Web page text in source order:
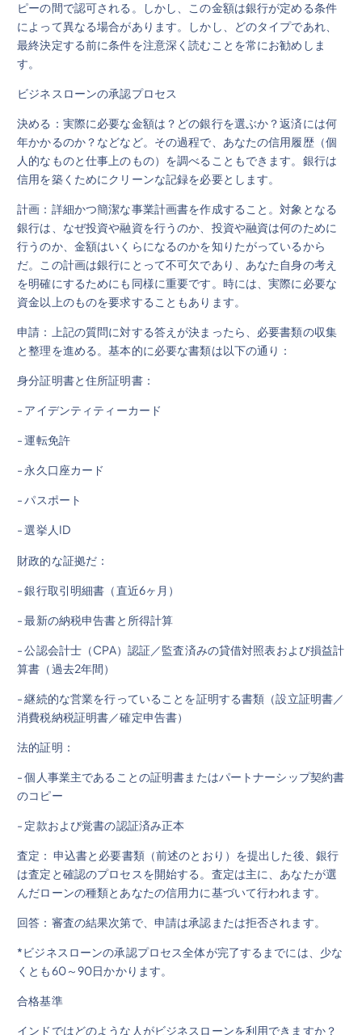
ピーの間で認可される。しかし、この金額は銀行が定める条件
によって異なる場合があります。しかし、どのタイプであれ、
最終決定する前に条件を注意深く読むことを常にお勧めしま
す。
ビジネスローンの承認プロセス
決める：実際に必要な金額は？どの銀行を選ぶか？返済には何
年かかるのか？などなど。その過程で、あなたの信用履歴（個
人的なものと仕事上のもの）を調べることもできます。銀行は
信用を築くためにクリーンな記録を必要とします。
計画：詳細かつ簡潔な事業計画書を作成すること。対象となる
銀行は、なぜ投資や融資を行うのか、投資や融資は何のために
行うのか、金額はいくらになるのかを知りたがっているから
だ。この計画は銀行にとって不可欠であり、あなた自身の考え
を明確にするためにも同様に重要です。時には、実際に必要な
資金以上のものを要求することもあります。
申請：上記の質問に対する答えが決まったら、必要書類の収集
と整理を進める。基本的に必要な書類は以下の通り：
身分証明書と住所証明書：
- アイデンティティーカード
- 運転免許
- 永久口座カード
- パスポート
- 選挙人ID
財政的な証拠だ：
- 銀行取引明細書（直近6ヶ月）
- 最新の納税申告書と所得計算
- 公認会計士（CPA）認証／監査済みの貸借対照表および損益計
算書（過去2年間）
- 継続的な営業を行っていることを証明する書類（設立証明書／
消費税納税証明書／確定申告書）
法的証明：
- 個人事業主であることの証明書またはパートナーシップ契約書
のコピー
- 定款および覚書の認証済み正本
査定： 申込書と必要書類（前述のとおり）を提出した後、銀行
は査定と確認のプロセスを開始する。査定は主に、あなたが選
んだローンの種類とあなたの信用力に基づいて行われます。
回答：審査の結果次第で、申請は承認または拒否されます。
*ビジネスローンの承認プロセス全体が完了するまでには、少な
くとも60～90日かかります。
合格基準
インドではどのような人がビジネスローンを利用できますか？